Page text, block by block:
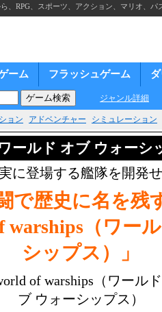
、RPG、スポーツ、アクション、マリオ、
ーム フラッシュゲーム
ジャンル詳細
ョン アドベンチャー シミュレーション
ールド オブ ウォーシ
に登場する艦隊を開発
で歴史に名を残
warships（ワー
シップス）」